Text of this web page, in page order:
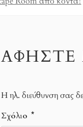
Η ηλ. διεύθυνση σας
Σχόλιο *